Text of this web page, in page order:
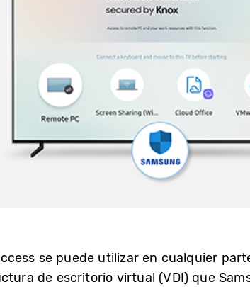
se puede utilizar en cualquier
de escritorio virtual (VDI) que